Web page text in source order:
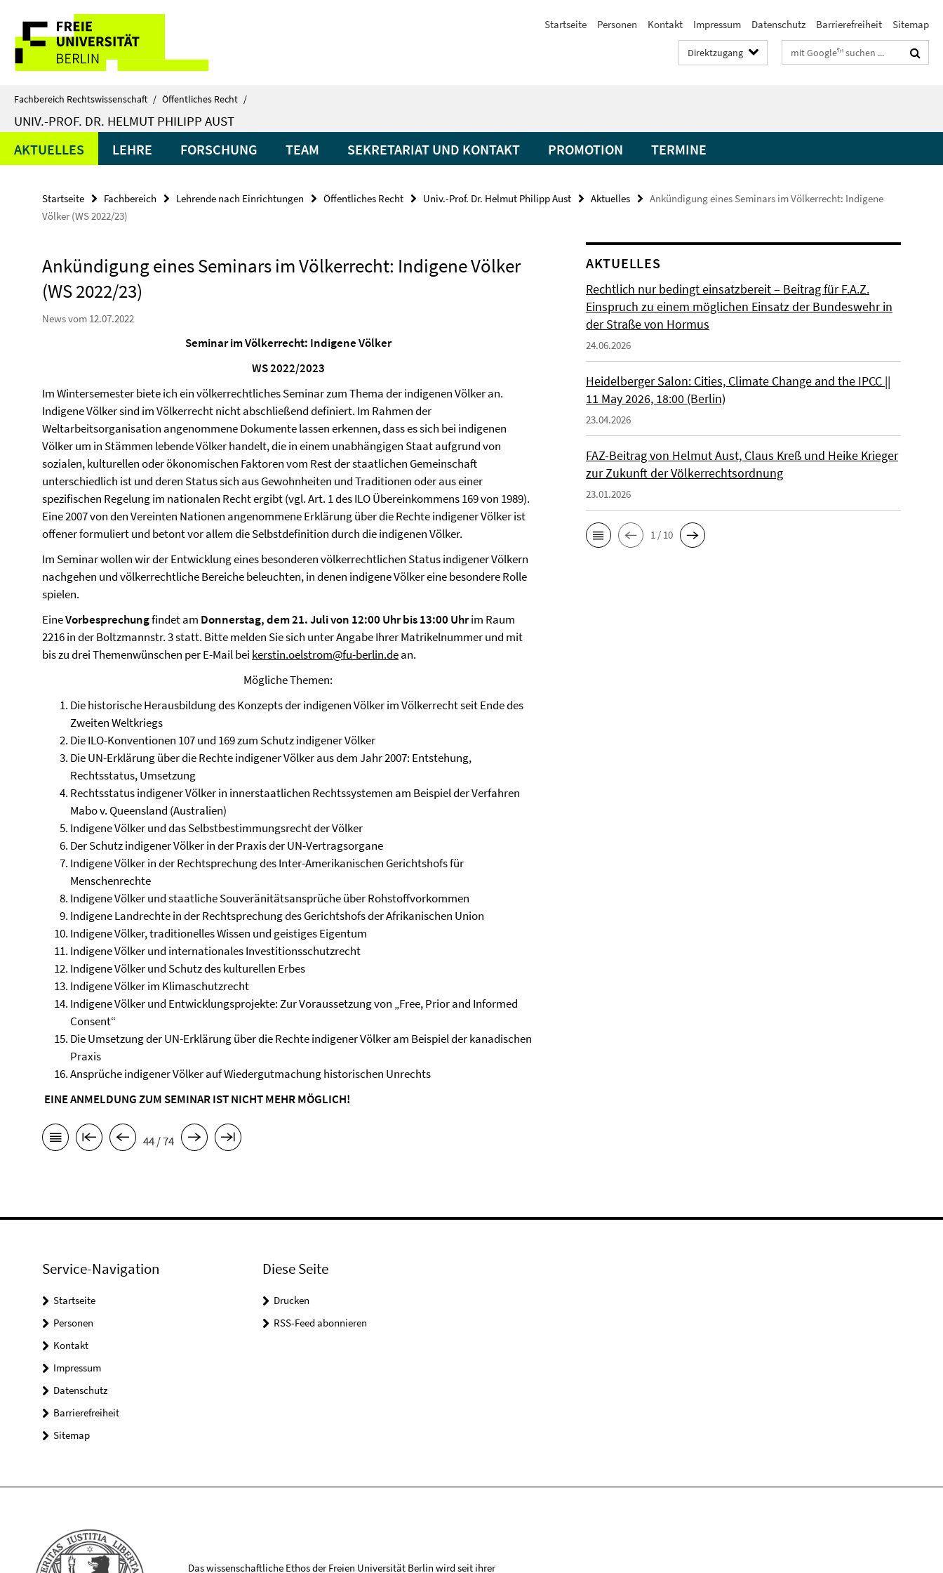
direkt
Inhalt
Service-
Navigation
Startseite Personen Kontakt Impressum Datenschutz Barrierefreiheit Sitemap
Direktzugang Suchbegriffe
Fachbereich Rechtswissenschaft / Öffentliches Recht /
UNIV.-PROF. DR. HELMUT PHILIPP AUST
AKTUELLES LEHRE FORSCHUNG TEAM SEKRETARIAT UND KONTAKT PROMOTION TERMINE
Startseite Fachbereich Lehrende nach Einrichtungen Öffentliches Recht Univ.-Prof. Dr. Helmut Philipp Aust Aktuelles
Ankündigung eines Seminars im Völkerrecht: Indigene
Völker (WS 2022/23)
Ankündigung eines Seminars im Völkerrecht: Indigene Völker
(WS 2022/23)
News vom 12.07.2022
Seminar im Völkerrecht: Indigene Völker
WS 2022/2023
Im Wintersemester biete ich ein völkerrechtliches Seminar zum Thema der indigenen Völker an.
Indigene Völker sind im Völkerrecht nicht abschließend definiert. Im Rahmen der
Weltarbeitsorganisation angenommene Dokumente lassen erkennen, dass es sich bei indigenen
Völker um in Stämmen lebende Völker handelt, die in einem unabhängigen Staat aufgrund von
sozialen, kulturellen oder ökonomischen Faktoren vom Rest der staatlichen Gemeinschaft
unterschiedlich ist und deren Status sich aus Gewohnheiten und Traditionen oder aus einer
spezifischen Regelung im nationalen Recht ergibt (vgl. Art. 1 des ILO Übereinkommens 169 von 1989).
Eine 2007 von den Vereinten Nationen angenommene Erklärung über die Rechte indigener Völker ist
offener formuliert und betont vor allem die Selbstdefinition durch die indigenen Völker.
Im Seminar wollen wir der Entwicklung eines besonderen völkerrechtlichen Status indigener Völkern
nachgehen und völkerrechtliche Bereiche beleuchten, in denen indigene Völker eine besondere Rolle
spielen.
EineVorbesprechungfindet am Donnerstag, dem 21. Juli von 12:00 Uhr bis 13:00 Uhrim Raum
2216 in der Boltzmannstr. 3 statt. Bitte melden Sie sich unter Angabe Ihrer Matrikelnummer und mit
bis zu drei Themenwünschen per E-Mail bei kerstin.oelstrom@fu-berlin.dean.
Mögliche Themen:
Die historische Herausbildung des Konzepts der indigenen Völker im Völkerrecht seit Ende des
Zweiten Weltkriegs
Die ILO-Konventionen 107 und 169 zum Schutz indigener Völker
Die UN-Erklärung über die Rechte indigener Völker aus dem Jahr 2007: Entstehung,
Rechtsstatus, Umsetzung
Rechtsstatus indigener Völker in innerstaatlichen Rechtssystemen am Beispiel der Verfahren
Mabo v. Queensland (Australien)
Indigene Völker und das Selbstbestimmungsrecht der Völker
Der Schutz indigener Völker in der Praxis der UN-Vertragsorgane
Indigene Völker in der Rechtsprechung des Inter-Amerikanischen Gerichtshofs für
Menschenrechte
Indigene Völker und staatliche Souveränitätsansprüche über Rohstoffvorkommen
Indigene Landrechte in der Rechtsprechung des Gerichtshofs der Afrikanischen Union
Indigene Völker, traditionelles Wissen und geistiges Eigentum
Indigene Völker und internationales Investitionsschutzrecht
Indigene Völker und Schutz des kulturellen Erbes
Indigene Völker im Klimaschutzrecht
Indigene Völker und Entwicklungsprojekte: Zur Voraussetzung von „Free, Prior and Informed
Consent“
Die Umsetzung der UN-Erklärung über die Rechte indigener Völker am Beispiel der kanadischen
Praxis
Ansprüche indigener Völker auf Wiedergutmachung historischen Unrechts
EINE ANMELDUNG ZUM SEMINAR IST NICHT MEHR MÖGLICH!
44 / 74
AKTUELLES
Rechtlich nur bedingt einsatzbereit – Beitrag für F.A.Z.
Einspruch zu einem möglichen Einsatz der Bundeswehr in
der Straße von Hormus
24.06.2026
Heidelberger Salon: Cities, Climate Change and the IPCC ||
11 May 2026, 18:00 (Berlin)
23.04.2026
FAZ-Beitrag von Helmut Aust, Claus Kreß und Heike Krieger
zur Zukunft der Völkerrechtsordnung
23.01.2026
1 / 10
Service-Navigation
Startseite
Personen
Kontakt
Impressum
Datenschutz
Barrierefreiheit
Sitemap
Diese Seite
Drucken
RSS-Feed abonnieren
Das wissenschaftliche Ethos der Freien Universität Berlin wird seit ihrer